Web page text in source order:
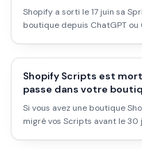
Shopify a sorti le 17 juin sa
boutique depuis ChatGPT
Shopify Scripts est
passe dans votre
Si vous avez une boutique
migré vos Scripts avant le